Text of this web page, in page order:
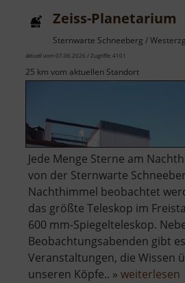
Zeiss-Planetarium
Sternwarte Schneeberg /
aktuell vom 07.06.2026 / Zugriffe: 4101
25 km vom aktuellen Standort
Jede Menge Sterne am
von der Sternwarte
Nachthimmel beobachtet
das größte Teleskop im
600 mm-Spiegelteleskop.
Beobachtungsabenden gibt
Veranstaltungen, die Wissen
unseren Köpfe.. » weiterlesen